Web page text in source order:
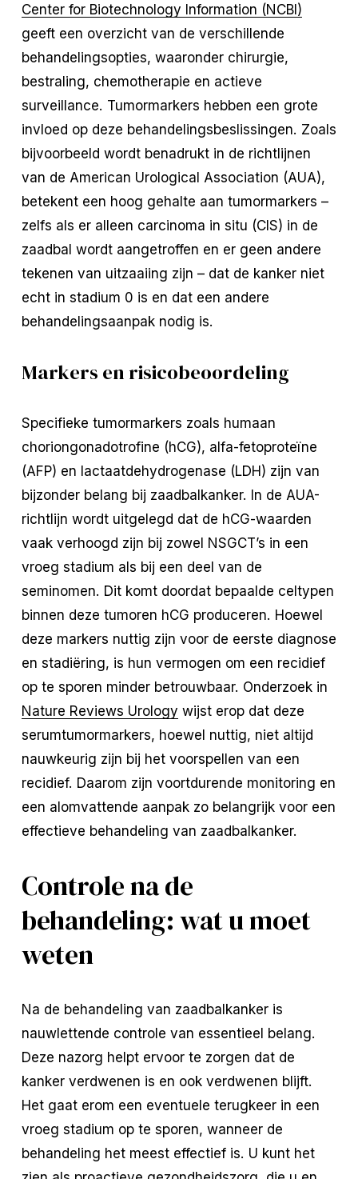
Center for Biotechnology Information (NCBI)
geeft een overzicht van de verschillende
behandelingsopties, waaronder chirurgie,
bestraling, chemotherapie en actieve
surveillance. Tumormarkers hebben een grote
invloed op deze behandelingsbeslissingen. Zoals
bijvoorbeeld wordt benadrukt in de richtlijnen
van de American Urological Association (AUA),
betekent een hoog gehalte aan tumormarkers –
zelfs als er alleen carcinoma in situ (CIS) in de
zaadbal wordt aangetroffen en er geen andere
tekenen van uitzaaiing zijn – dat de kanker niet
echt in stadium 0 is en dat een andere
behandelingsaanpak nodig is.
Markers en risicobeoordeling
Specifieke tumormarkers zoals humaan
choriongonadotrofine (hCG), alfa-fetoproteïne
(AFP) en lactaatdehydrogenase (LDH) zijn van
bijzonder belang bij zaadbalkanker. In de AUA-
richtlijn wordt uitgelegd dat de hCG-waarden
vaak verhoogd zijn bij zowel NSGCT’s in een
vroeg stadium als bij een deel van de
seminomen. Dit komt doordat bepaalde celtypen
binnen deze tumoren hCG produceren. Hoewel
deze markers nuttig zijn voor de eerste diagnose
en stadiëring, is hun vermogen om een recidief
op te sporen minder betrouwbaar. Onderzoek in
Nature Reviews Urology wijst erop dat deze
serumtumormarkers, hoewel nuttig, niet altijd
nauwkeurig zijn bij het voorspellen van een
recidief. Daarom zijn voortdurende monitoring en
een alomvattende aanpak zo belangrijk voor een
effectieve behandeling van zaadbalkanker.
Controle na de
behandeling: wat u moet
weten
Na de behandeling van zaadbalkanker is
nauwlettende controle van essentieel belang.
Deze nazorg helpt ervoor te zorgen dat de
kanker verdwenen is en ook verdwenen blijft.
Het gaat erom een eventuele terugkeer in een
vroeg stadium op te sporen, wanneer de
behandeling het meest effectief is. U kunt het